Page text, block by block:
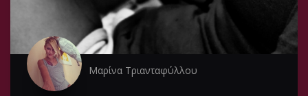
Μαρίνα Τριανταφύλλου